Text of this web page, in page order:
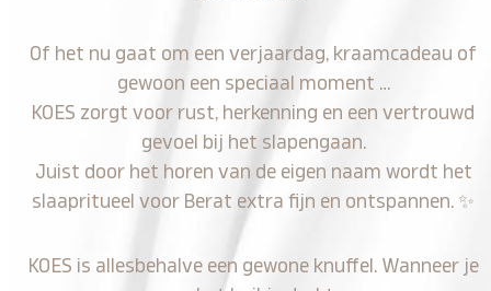
Of het nu gaat om een verjaardag, kraamcadeau of
gewoon een speciaal moment …
KOES zorgt voor rust, herkenning en een vertrouwd
gevoel bij het slapengaan.
Juist door het horen van de eigen naam wordt het
slaapritueel voor Berat extra fijn en ontspannen. ✨
KOES is allesbehalve een gewone knuffel. Wanneer je